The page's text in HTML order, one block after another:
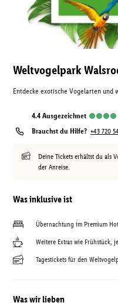
Weltvogelpark
Entdecke exotische Vogelarten und
4.4 ausgezeichnet
Brauchst du Hilfe? +43 720
Deine Tickets erhältst du als
der Anreise.
Was inklusive ist
Übernachtung im Premium
Weitere Extras wie Frühstück,
Tagestickets für den
Was wir lieben